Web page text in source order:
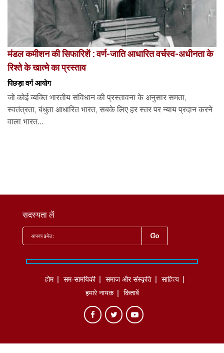
मंडल कमीशन की सिफारिशें : वर्ण-जाति आधारित वर्चस्व-अधीनता के
रिश्ते के खात्मे का प्रस्ताव
पिछड़ा वर्ग आयोग
जो कोई व्यक्ति भारतीय संविधान की प्रस्तावना के अनुसार समता,
स्वतंत्रता, बंधुता आधारित भारत, सबके लिए हर स्तर पर न्याय प्रदान करने
वाला भारत...
सदस्यता लें
होम सम-सामयिकी समाज और संस्कृति
साहित्‍य
हमारे नायक
किताबें